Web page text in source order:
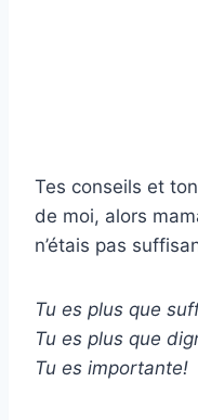
Tes conseils et
de moi, alors
n’étais pas
Tu es plus que
Tu es plus que
Tu es importante!